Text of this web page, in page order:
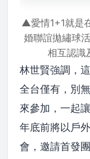
▲愛情1+1就是
婚聯誼拋繡球
相互認識
林世賢強調，
全台僅有，別
來參加，一起
年底前將以戶
會，邀請首發